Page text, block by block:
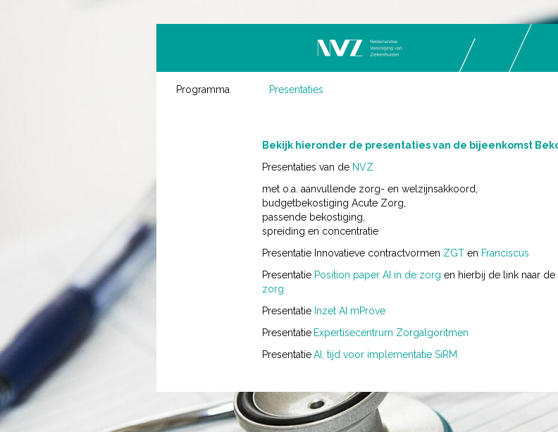
Programma Presentaties
Bekijk hieronder de presentaties van de bijeenkomst
Presentaties van de NVZ
met o.a. aanvullende zorg- en welzijnsakkoord,
budgetbekostiging Acute Zorg,
passende bekostiging,
spreiding en concentratie
Presentatie Innovatieve contractvormen ZGT en Franciscus
Presentatie Position paper AI in de zorg en hierbij de link naar de
zorg
Presentatie Inzet AI mProve
Presentatie Expertisecentrum Zorgalgoritmen
PresentatieAI, tijd voor implementatie SiRM